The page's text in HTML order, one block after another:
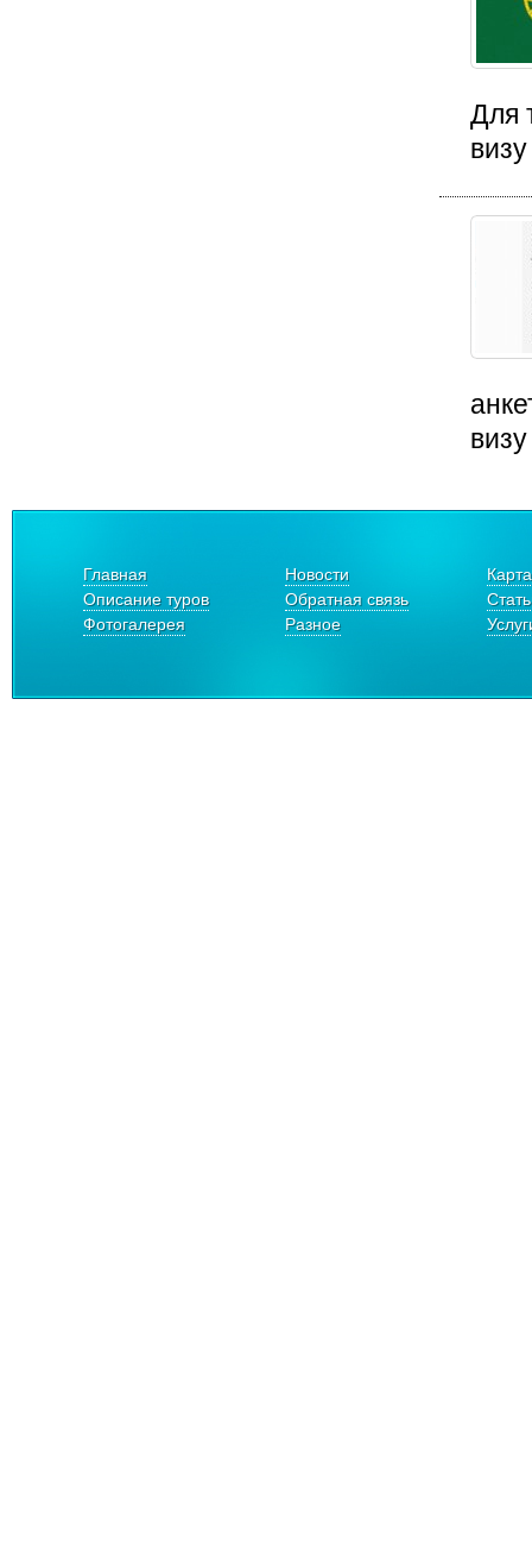
Для
Главная Новости
Описание туров
Обратная связь
Фотогалерея
Разное